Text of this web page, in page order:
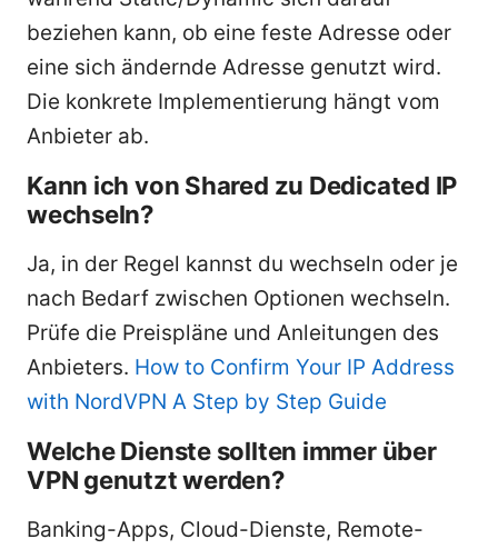
beziehen kann, ob eine feste Adresse oder
eine sich ändernde Adresse genutzt wird.
Die konkrete Implementierung hängt vom
Anbieter ab.
Kann ich von Shared zu Dedicated IP
wechseln?
Ja, in der Regel kannst du wechseln oder je
nach Bedarf zwischen Optionen wechseln.
Prüfe die Preispläne und Anleitungen des
Anbieters. How to Confirm Your IP Address
with NordVPN A Step by Step Guide
Welche Dienste sollten immer über
VPN genutzt werden?
Banking-Apps, Cloud-Dienste, Remote-